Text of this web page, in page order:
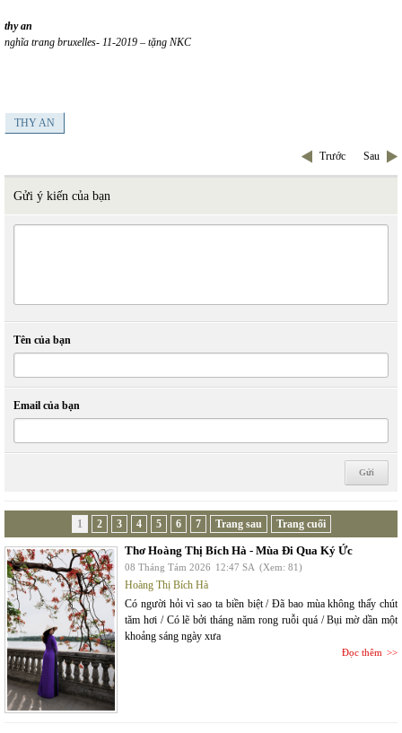
thy an
nghĩa trang bruxelles- 11-2019 – tặng NKC
THY AN
Trước Sau
Gửi ý kiến của bạn
Tên của bạn
Email của bạn
1 2 3 4 5 6 7 Trang sau Trang cuối
Thơ Hoàng Thị Bích Hà - Mùa Đi Qua Ký Ức
08 Tháng Tám 2026 12:47 SA (Xem: 81)
Hoàng Thị Bích Hà
Có người hỏi vì sao ta biền biệt / Đã bao mùa không thấy chút
tăm hơi / Có lẽ bởi tháng năm rong ruỗi quá / Bụi mờ dần một
khoảng sáng ngày xưa
Đọc thêm